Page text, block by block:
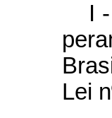
I
Lei